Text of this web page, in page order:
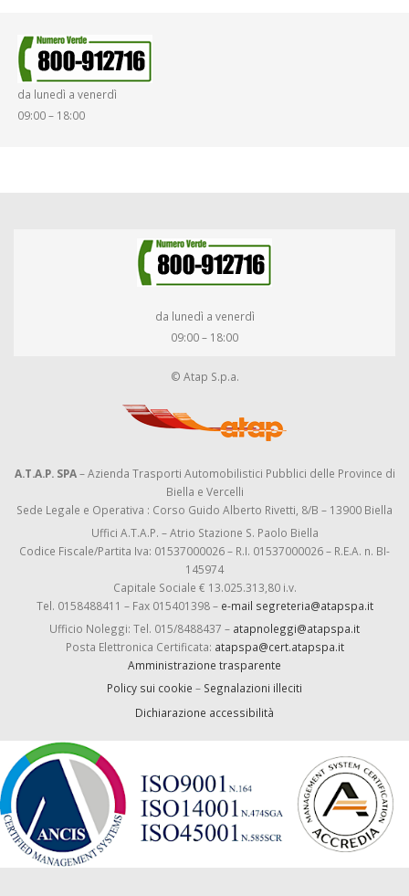
SMARRIMENTO OGGETTI
da lunedì a venerdì
09:00 – 18:00
da lunedì a venerdì
09:00 – 18:00
© Atap S.p.a.
A.T.A.P. SPA– Azienda Trasporti Automobilistici Pubblici delle Province di
Biella e Vercelli
Sede Legale e Operativa : Corso Guido Alberto Rivetti, 8/B – 13900 Biella
Uffici A.T.A.P. – Atrio Stazione S. Paolo Biella
Codice Fiscale/Partita Iva: 01537000026 – R.I. 01537000026 – R.E.A. n. BI-
145974
Capitale Sociale € 13.025.313,80 i.v.
Tel. 0158488411 – Fax 015401398 – e-mail segreteria@atapspa.it
Ufficio Noleggi: Tel. 015/8488437 – atapnoleggi@atapspa.it
Posta Elettronica Certificata: atapspa@cert.atapspa.it
Amministrazione trasparente
Policy sui cookie – Segnalazioni illeciti
Dichiarazione accessibilità